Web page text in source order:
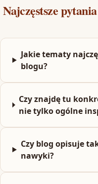
Najczęstsze
Jakie tematy
blogu?
Czy znajdę tu
nie tylko ogólne
Czy blog opisuje
nawyki?